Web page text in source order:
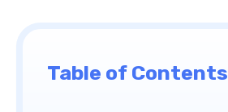
Table of Contents